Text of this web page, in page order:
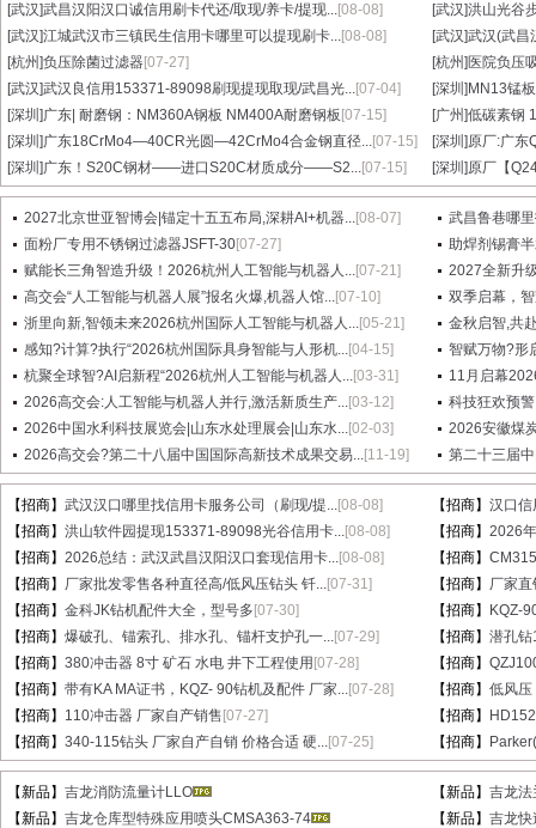
[武汉]武昌汉阳汉口诚信用刷卡代还/取现/养卡/提现...[08-08] [武汉]洪山光谷
[武汉]江城武汉市三镇民生信用卡哪里可以提现刷卡...[08-08] [武汉]武汉(武昌
[杭州]负压除菌过滤器[07-27] [杭州] 医院负压
[武汉]武汉良信用153371-89098刷现提现取现/武昌光...[07-04] [深圳] MN13锰
[深圳]广东| 耐磨钢：NM360A钢板 NM400A耐磨钢板 [07-15] [广州]低碳素钢
[深圳]广东18CrMo4—40CR光圆—42CrMo4合金钢直径...[07-15] [深圳]原厂:广东
[深圳]广东！S20C钢材——进口S20C材质成分——S2...[07-15] [深圳]原厂【
2027北京世亚智博会|锚定十五五布局,深耕AI+机器...[08-07]
武昌鲁巷哪
面粉厂专用不锈钢过滤器JSFT-30[07-27]
助焊剂锡膏
赋能长三角智造升级！2026杭州人工智能与机器人...[07-21]
2027全新升
高交会“人工智能与机器人展”报名火爆,机器人馆...[07-10]
双季启幕，
浙里向新,智领未来2026杭州国际人工智能与机器人...[05-21]
金秋启智,共
感知?计算?执行“2026杭州国际具身智能与人形机...[04-15]
智赋万物?形
杭聚全球智?AI启新程“2026杭州人工智能与机器人...[03-31]
11月启幕
2026高交会:人工智能与机器人并行,激活新质生产...[03-12]
科技狂欢预
2026中国水利科技展览会|山东水处理展会|山东水...[02-03]
2026安徽煤
2026高交会?第二十八届中国国际高新技术成果交易...[11-19] 第二十三届
【招商】 武汉汉口哪里找信用卡服务公司（刷现/提...[08-08] 【招商】 汉口信
【招商】 洪山软件园提现153371-89098光谷信用卡...[08-08] 【招商】 2026
【招商】 2026总结：武汉武昌汉阳汉口套现信用卡...[08-08] 【招商】
【招商】 厂家批发零售各种直径高/低风压钻头 钎...[07-31] 【招商】 厂家
【招商】 金科JK钻机配件大全，型号多 [07-30] 【招商】
KQZ-
【招商】 爆破孔、锚索孔、排水孔、锚杆支护孔一...[07-29] 【招商】 潜孔钻
【招商】 380冲击器 8寸 矿石 水电 井下工程使用 [07-28] 【招商】
【招商】 带有KA MA证书，KQZ- 90钻机及配件 厂家...[07-28] 【招商】 低风压
【招商】 110冲击器 厂家自产销售 [07-27] 【招商】
【招商】 340-115钻头 厂家自产自销 价格合适 硬...[07-25] 【招商】
【新品】 吉龙消防流量计LLO 【新品】 吉龙
【新品】 吉龙仓库型特殊应用喷头CMSA363-74 【新品】 吉龙快